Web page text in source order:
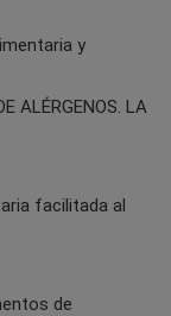
y
ALÉRGENOS. LA
facilitada al
de